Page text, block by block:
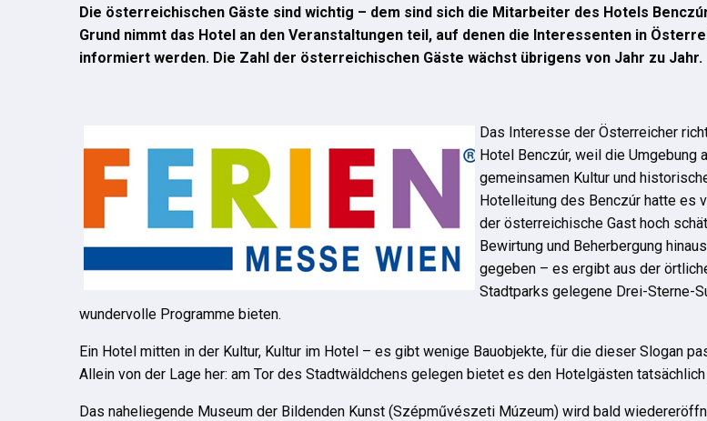
Die österreichischen Gäste sind wichtig – dem sind sich die Mitarbeiter des Hotels
Grund nimmt das Hotel an den Veranstaltungen teil, auf denen die Interessenten in
informiert werden. Die Zahl der österreichischen Gäste wächst übrigens von Jahr zu Jahr.
Das Interesse der Österreicher
Hotel Benczúr, weil die
gemeinsamen Kultur und
Hotelleitung des Benczúr hatte es
der österreichische Gast hoch
Bewirtung und Beherbergung
gegeben – es ergibt aus der
Stadtparks gelegene Drei-Sterne-
wundervolle Programme bieten.
Ein Hotel mitten in der Kultur, Kultur im Hotel – es gibt wenige Bauobjekte, für die dieser Slogan
Allein von der Lage her: am Tor des Stadtwäldchens gelegen bietet es den Hotelgästen
Das naheliegende Museum der Bildenden Kunst (Szépművészeti Múzeum) wird bald